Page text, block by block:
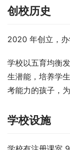
创校历史
2020 年创立，
学校以五育均衡
生潜能，培养学
考能力的孩子，
学校设施